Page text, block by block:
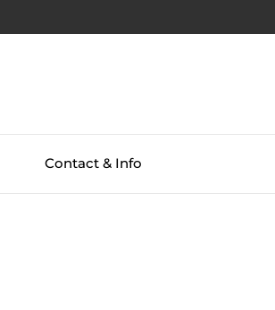
Contact & Info